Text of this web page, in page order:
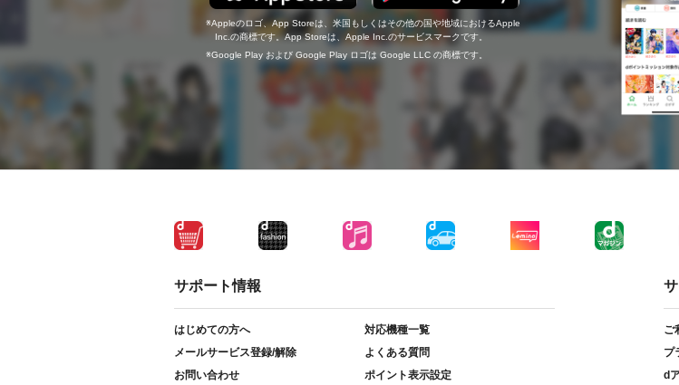
Appleのロゴ、App Storeは、米国もしくはその他の国や地域におけるApple
Inc.の商標です。App Storeは、Apple Inc.のサービスマークです。
Google Play および Google Play ロゴは Google LLC の商標です。
サポート情報
はじめての方へ
対応機種一覧
メールサービス登録/解除
よくある質問
お問い合わせ
ポイント表示設定
ご
プ
d